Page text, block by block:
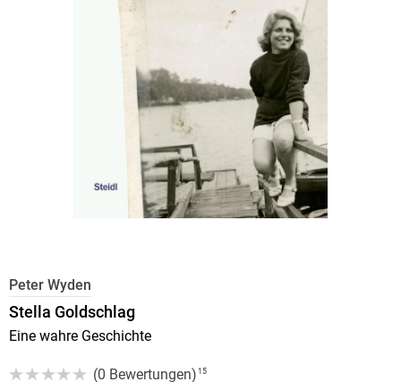
Peter Wyden
Stella Goldschlag
Eine wahre Geschichte
(0 Bewertungen) 15